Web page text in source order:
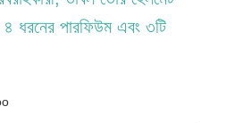
৪ ধরনের পারফিউম এবং ৩টি